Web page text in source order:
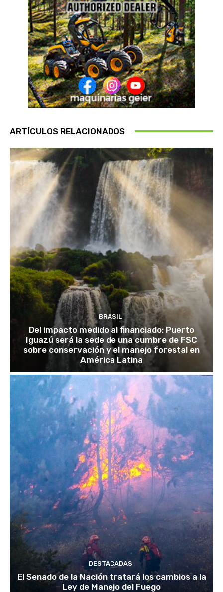
ARTÍCULOS RELACIONADOS
BRASIL
Del impacto medido al financiado: Puerto
Iguazú será la sede de una cumbre de FSC
sobre conservación y el manejo forestal en
América Latina
DESTACADAS
El Senado de la Nación tratará los cambios a la
Ley de Manejo del Fuego